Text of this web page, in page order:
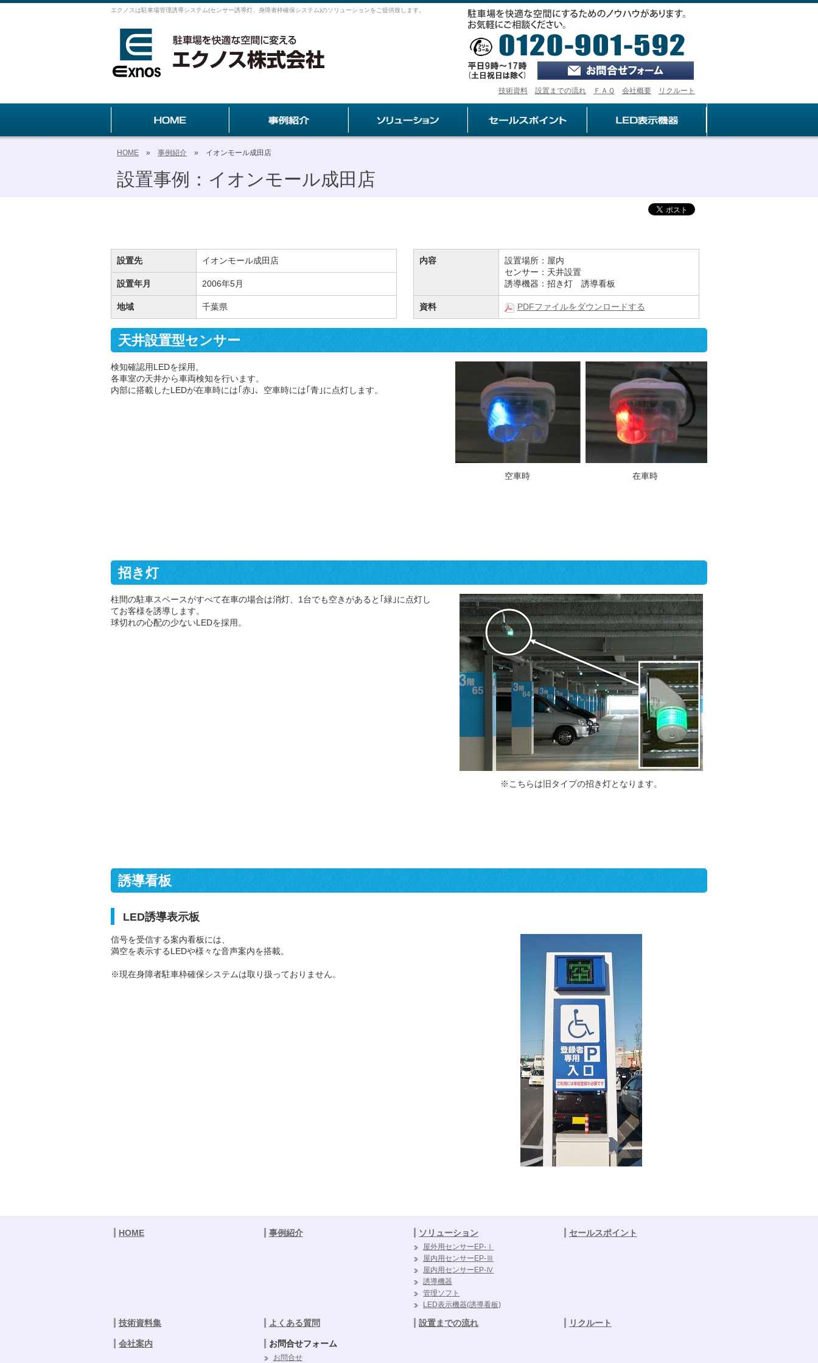
エクノスは駐車場管理誘導システム(センサー誘導灯、身障者枠確保システム)のソリューションをご提供致します。
技術資料 設置までの流れ ＦＡＱ 会社概要 リクルート
HOME » 事例紹介 » イオンモール成田店
設置事例：イオンモール成田店
設置先 イオンモール成田店
設置年月 2006年5月
地域 千葉県
内容
設置場所：屋内
センサー：天井設置
誘導機器：招き灯 誘導看板
資料 PDFファイルをダウンロードする
天井設置型センサー
検知確認用LEDを採用。
各車室の天井から車両検知を行います。
内部に搭載したLEDが在車時には｢赤｣、空車時には｢青｣に点灯します。
空車時 在車時
招き灯
柱間の駐車スペースがすべて在車の場合は消灯、1台でも空きがあると｢緑｣に点灯し
てお客様を誘導します。
球切れの心配の少ないLEDを採用。
※こちらは旧タイプの招き灯となります。
誘導看板
LED誘導表示板
信号を受信する案内看板には、
満空を表示するLEDや様々な音声案内を搭載。
※現在身障者駐車枠確保システムは取り扱っておりません。
HOME 事例紹介 ソリューション
屋外用センサーEP-Ⅰ
屋内用センサーEP-Ⅲ
屋内用センサーEP-Ⅳ
誘導機器
管理ソフト
LED表示機器(誘導看板)
セールスポイント
技術資料集 よくある質問 設置までの流れ リクルート
会社案内 お問合せフォーム
お問合せ